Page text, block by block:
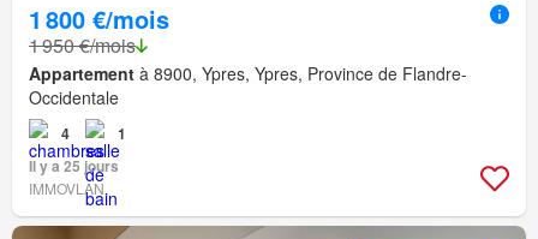
1 800 €/mois
1 950 €/mois
Appartement à 8900, Ypres, Ypres, Province de Flandre-
Occidentale
4
1
Il y a 25 jours
IMMOVLAN